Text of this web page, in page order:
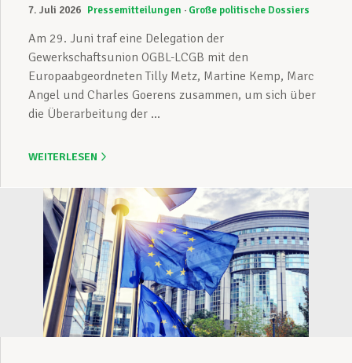
7. Juli 2026 Pressemitteilungen Große politische Dossiers
Am 29. Juni traf eine Delegation der
Gewerkschaftsunion OGBL-LCGB mit den
Europaabgeordneten Tilly Metz, Martine Kemp, Marc
Angel und Charles Goerens zusammen, um sich über
die Überarbeitung der ...
WEITERLESEN